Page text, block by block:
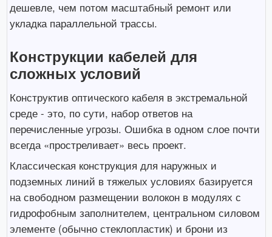
дешевле, чем потом масштабный ремонт или
укладка параллельной трассы.
Конструкции кабелей для
сложных условий
Конструктив оптического кабеля в экстремальной
среде - это, по сути, набор ответов на
перечисленные угрозы. Ошибка в одном слое почти
всегда «простреливает» весь проект.
Классическая конструкция для наружных и
подземных линий в тяжелых условиях базируется
на свободном размещении волокон в модулях с
гидрофобным заполнителем, центральном силовом
элементе (обычно стеклопластик) и брони из